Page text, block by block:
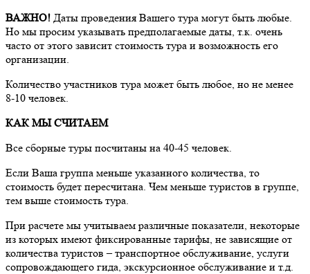
ВАЖНО! Даты проведения Вашего тура могут быть любые.
Но мы просим указывать предполагаемые даты, т.к. очень
часто от этого зависит стоимость тура и возможность его
организации.
Количество участников тура может быть любое, но не менее
8-10 человек.
КАК МЫ СЧИТАЕМ
Все сборные туры посчитаны на 40-45 человек.
Если Ваша группа меньше указанного количества, то
стоимость будет пересчитана. Чем меньше туристов в группе,
тем выше стоимость тура.
При расчете мы учитываем различные показатели, некоторые
из которых имеют фиксированные тарифы, не зависящие от
количества туристов – транспортное обслуживание, услуги
сопровождающего гида, экскурсионное обслуживание и т.д.